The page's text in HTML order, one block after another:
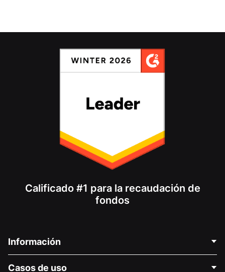
Calificado #1 para la recaudación de
fondos
Información
Casos de uso